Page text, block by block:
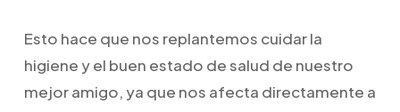
Esto hace que nos replantemos cuidar la
higiene y el buen estado de salud de nuestro
mejor amigo, ya que nos afecta directamente a